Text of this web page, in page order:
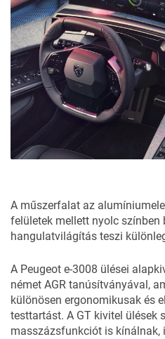
A műszerfalat az
felületek mellett nyolc színben
hangulatvilágítás teszi
A Peugeot e-3008 ülései
német AGR tanúsítványával,
különösen ergonomikusak és
testtartást. A GT kivitel ülések
masszázsfunkciót is kínálnak,